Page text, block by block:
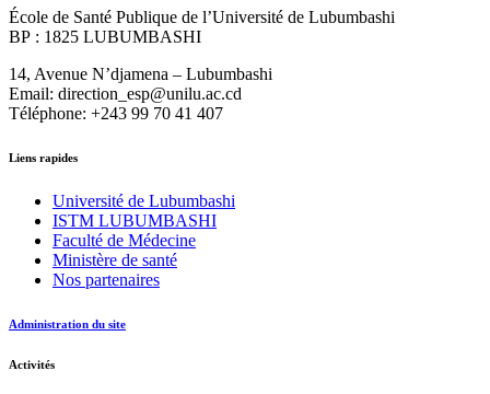
École de Santé Publique de l’Université de Lubumbashi
BP : 1825 LUBUMBASHI
14, Avenue N’djamena – Lubumbashi
Email: direction_esp@unilu.ac.cd
Téléphone: +243 99 70 41 407
Liens rapides
Université de Lubumbashi
ISTM LUBUMBASHI
Faculté de Médecine
Ministère de santé
Nos partenaires
Administration du site
Activités